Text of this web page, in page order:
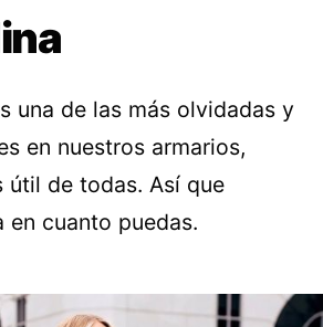
una de las más olvidadas y
en nuestros armarios,
útil de todas. Así que
en cuanto puedas.